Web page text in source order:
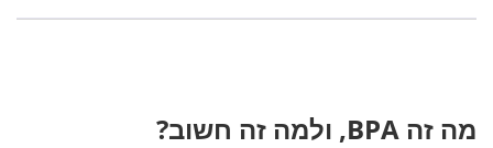
מה זה BPA, ולמה זה חשוב?